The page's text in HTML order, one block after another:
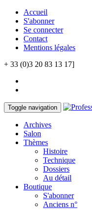
Accueil
S'abonner
Se connecter
Contact
Mentions légales
+ 33 (0)3 20 83 13 17]
Toggle navigation
Archives
Salon
Thèmes
Histoire
Technique
Dossiers
Au détail
Boutique
S'abonner
Anciens n°